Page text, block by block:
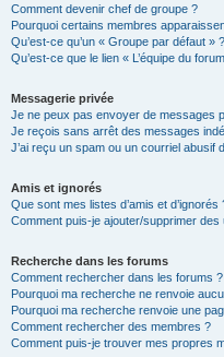
Comment devenir chef de groupe ?
Pourquoi certains membres
Qu’est-ce qu’un « Groupe par défaut » ?
Qu’est-ce que le lien « L’équipe du
Messagerie privée
Je ne peux pas envoyer de messages
Je reçois sans arrêt des messages
J’ai reçu un spam ou un courriel abusif
Amis et ignorés
Que sont mes listes d’amis et d’ignorés
Comment puis-je ajouter/supprimer des
Recherche dans les forums
Comment rechercher dans les forums ?
Pourquoi ma recherche ne renvoie
Pourquoi ma recherche renvoie une
Comment rechercher des membres ?
Comment puis-je trouver mes propres